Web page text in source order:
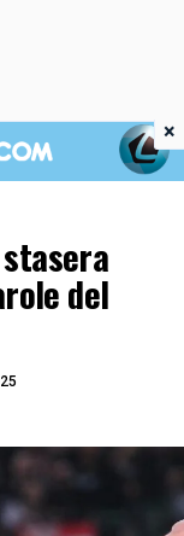
del
×